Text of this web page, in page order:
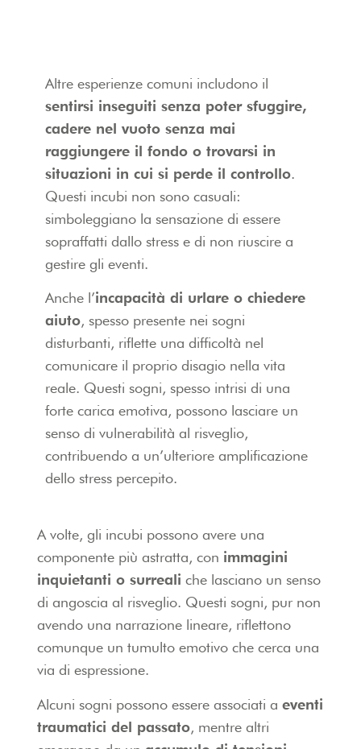
Altre esperienze comuni includono il
sentirsi inseguiti senza poter sfuggire,
cadere nel vuoto senza mai
raggiungere il fondo o trovarsi in
situazioni in cui si perde il controllo.
Questi incubi non sono casuali:
simboleggiano la sensazione di essere
sopraffatti dallo stress e di non riuscire a
gestire gli eventi.
Anche l’incapacità di urlare o chiedere
aiuto, spesso presente nei sogni
disturbanti, riflette una difficoltà nel
comunicare il proprio disagio nella vita
reale. Questi sogni, spesso intrisi di una
forte carica emotiva, possono lasciare un
senso di vulnerabilità al risveglio,
contribuendo a un’ulteriore amplificazione
dello stress percepito.
A volte, gli incubi possono avere una
componente più astratta, con immagini
inquietanti o surreali che lasciano un senso
di angoscia al risveglio. Questi sogni, pur non
avendo una narrazione lineare, riflettono
comunque un tumulto emotivo che cerca una
via di espressione.
Alcuni sogni possono essere associati a eventi
traumatici del passato, mentre altri